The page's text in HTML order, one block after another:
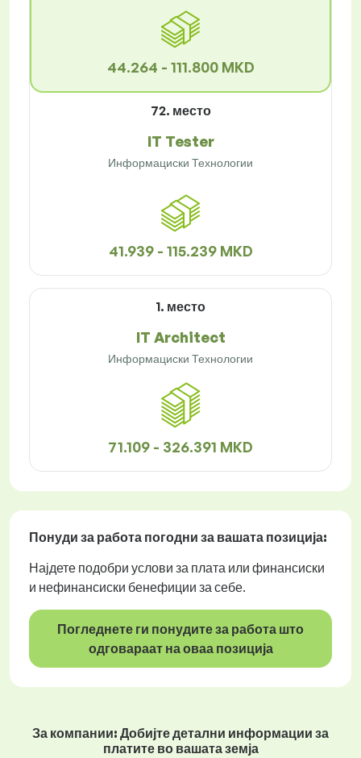
44.264 - 111.800 MKD
72. место
IT Tester
Информациски Технологии
41.939 - 115.239 MKD
1. место
IT Architect
Информациски Технологии
71.109 - 326.391 MKD
Понуди за работа погодни за вашата позиција:
Најдете подобри услови за плата или финансиски
и нефинансиски бенефиции за себе.
Погледнете ги понудите за работа што
одговараат на оваа позиција
За компании: Добијте детални информации за
платите во вашата земја